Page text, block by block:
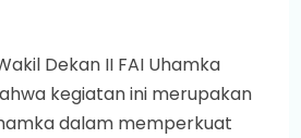
Dekan II FAI Uhamka
kegiatan ini merupakan
dalam memperkuat